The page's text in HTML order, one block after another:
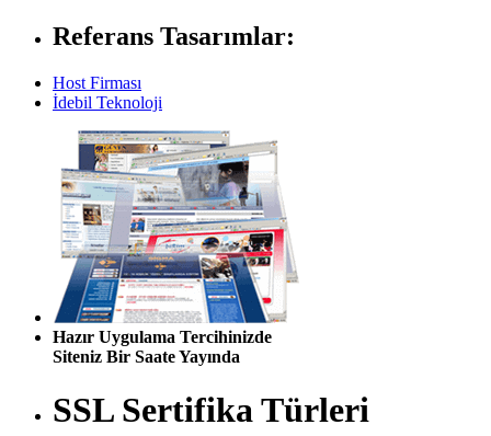
Referans Tasarımlar:
Host Firması
İdebil Teknoloji
Hazır Uygulama Tercihinizde
Siteniz Bir Saate Yayında
SSL Sertifika Türleri